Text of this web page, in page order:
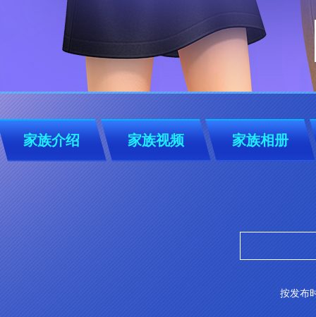
家族介绍 家族视频 家族相册
按发布